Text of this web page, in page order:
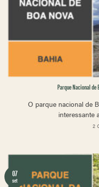
Parque Nacional de
O parque nacional de
interessante
2
07
set